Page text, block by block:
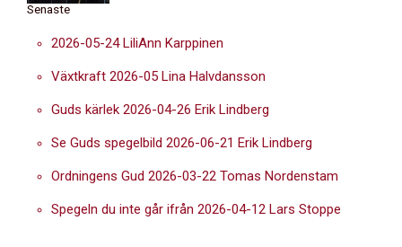
Senaste
2026-05-24 LiliAnn Karppinen
Växtkraft 2026-05 Lina Halvdansson
Guds kärlek 2026-04-26 Erik Lindberg
Se Guds spegelbild 2026-06-21 Erik Lindberg
Ordningens Gud 2026-03-22 Tomas Nordenstam
Spegeln du inte går ifrån 2026-04-12 Lars Stoppe